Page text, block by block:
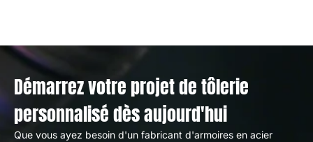
Démarrez votre projet de tôlerie
personnalisé dès aujourd'hui
Que vous ayez besoin d'un fabricant d'armoires en acier